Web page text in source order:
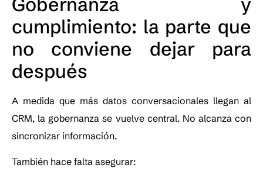
cumplimiento: la parte que
no conviene dejar para
después
A medida que más datos conversacionales llegan al
CRM, la gobernanza se vuelve central. No alcanza con
sincronizar información.
También hace falta asegurar: